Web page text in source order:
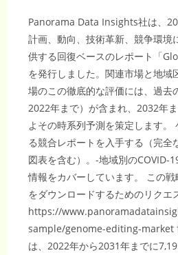
Panorama Data Insights社は、
計画、動向、技術革新、競争環境
供する回復ベースのレポート「
を発行しました。関連市場と地域
場のこの徹底的な評価には、過去
2022年まで）が含まれ、2032年
よその時系列予測を策定します。
る競合レポートを入手する（完全
図表を含む）。-地域別のCOVID-
情報をカバーしています。 この
をダウンロードするためのリクエ
https://
sample/genome-editing-market
は、2022年から2031年までに